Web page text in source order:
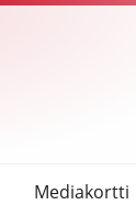
Mediakortti